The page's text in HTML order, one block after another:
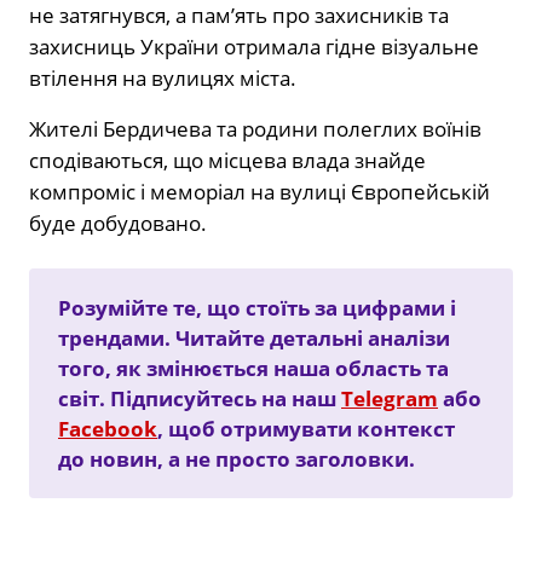
не затягнувся, а пам’ять про захисників та
захисниць України отримала гідне візуальне
втілення на вулицях міста.
Жителі Бердичева та родини полеглих воїнів
сподіваються, що місцева влада знайде
компроміс і меморіал на вулиці Європейській
буде добудовано.
Розумійте те, що стоїть за цифрами і
трендами. Читайте детальні аналізи
того, як змінюється наша область та
світ. Підписуйтесь на нашTelegram або
Facebook, щоб отримувати контекст
до новин, а не просто заголовки.